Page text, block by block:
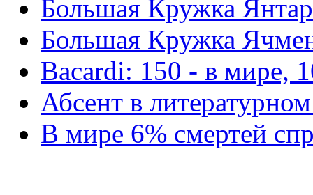
Большая Кружка
Большая Кружка
Bacardi: 150 - в мире,
Абсент в
В мире 6% смертей